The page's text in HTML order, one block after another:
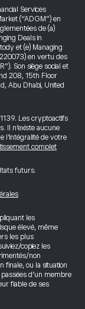
Services
(“ADGM”) en
de (a)
Deals in
et (e) Managing
en vertu des
Son siège social et
208, 15th Floor
Abu Dhabi, United
Les cryptoactifs
Il n’existe aucune
l’intégralité de votre
complet
futurs.
les
élevé, même
les plus
copiez les
non
finale, ou la situation
d’un membre
fiable de ses